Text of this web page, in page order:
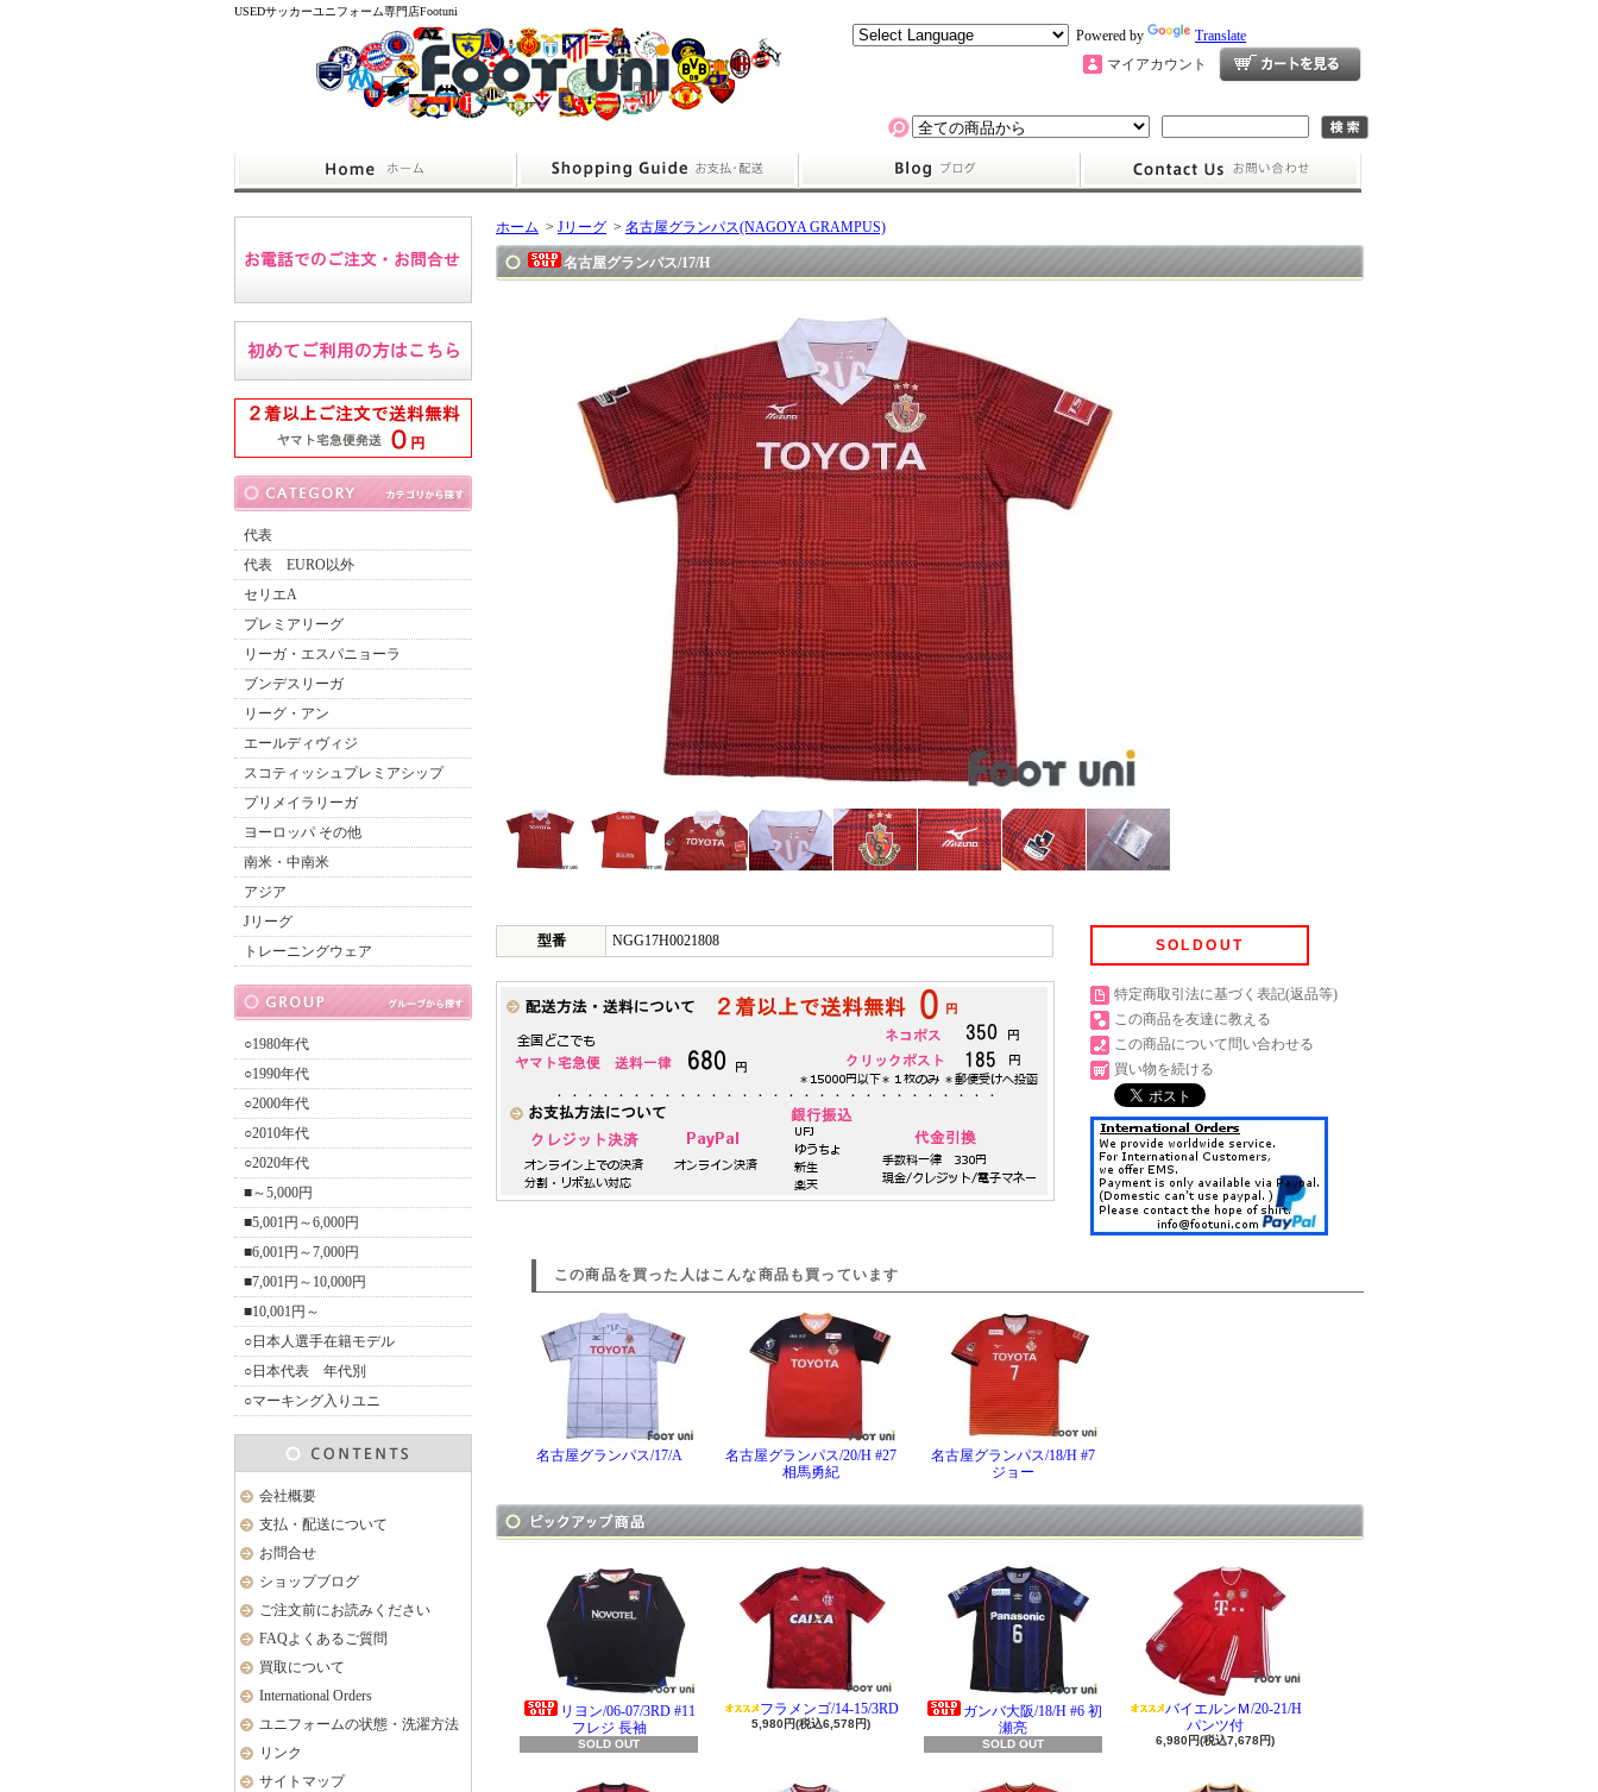
USEDサッカーユニフォーム専門店Footuni
Powered by
Translate
マイアカウント
代表
代表 EURO以外
セリエA
プレミアリーグ
リーガ・エスパニョーラ
ブンデスリーガ
リーグ・アン
エールディヴィジ
スコティッシュプレミアシップ
プリメイラリーガ
ヨーロッパ その他
南米・中南米
アジア
Jリーグ
トレーニングウェア
○1980年代
○1990年代
○2000年代
○2010年代
○2020年代
■～5,000円
■5,001円～6,000円
■6,001円～7,000円
■7,001円～10,000円
■10,001円～
○日本人選手在籍モデル
○日本代表 年代別
○マーキング入りユニ
会社概要
支払・配送について
お問合せ
ショップブログ
ご注文前にお読みください
FAQよくあるご質問
買取について
International Orders
ユニフォームの状態・洗濯方法
リンク
サイトマップ
ホーム > Jリーグ > 名古屋グランパス(NAGOYA GRAMPUS)
名古屋グランパス/17/H
型番 NGG17H0021808 SOLDOUT
特定商取引法に基づく表記(返品等)
この商品を友達に教える
この商品について問い合わせる
買い物を続ける
この商品を買った人はこんな商品も買っています
名古屋グランパス/17/A
名古屋グランパス/20/H #27
相馬勇紀
名古屋グランパス/18/H #7
ジョー
リヨン/06-07/3RD #11
フレジ 長袖
SOLD OUT
フラメンゴ/14-15/3RD
5,980円(税込6,578円)
ガンバ大阪/18/H #6 初
瀬亮
SOLD OUT
バイエルンＭ/20-21/H
パンツ付
6,980円(税込7,678円)